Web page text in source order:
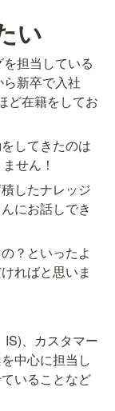
い
担当している
新卒で入社
ど在籍をしてお
してきたのは
せん！
したナレッジ
にお話しでき
？といったよ
ればと思いま
、カスタマー
中心に担当し
いることなど